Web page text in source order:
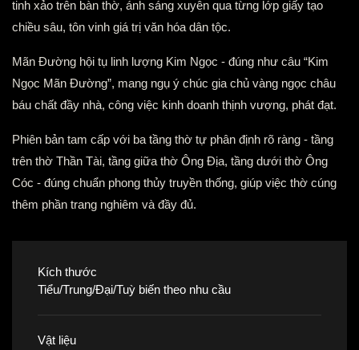
tinh xảo trên bàn thờ, ánh sáng xuyên qua từng lớp giấy tạo
chiều sâu, tôn vinh giá trị văn hóa dân tộc.
Mãn Đường hội tụ linh lượng Kim Ngọc - đúng như câu “Kim
Ngọc Mãn Đường”, mang ngụ ý chúc gia chủ vàng ngọc châu
báu chất đầy nhà, công việc kinh doanh thịnh vượng, phát đạt.
Phiên bản tam cấp với ba tầng thờ tự phân định rõ ràng - tầng
trên thờ Thần Tài, tầng giữa thờ Ông Địa, tầng dưới thờ Ông
Cóc - đúng chuẩn phong thủy truyền thống, giúp việc thờ cúng
thêm phần trang nghiêm và đầy đủ.
Kích thước
Tiểu/Trung/Đại/Tuỳ biến theo nhu cầu
Vật liệu